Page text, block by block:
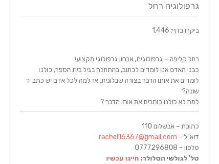
גרפולוגיה רחל
ביקרו בדף: 1,446
רחל קליפה – גרפולוגית, אבחון גרפולוגי מקצועי
כבני האדם אנו לומדים לכתוב, בהתחלה בגיל בית הספר, כולנו
לומדים את אותו הדבר בצורה שבלונית, אז למה לכל אדם יש כתב יד
שונה?
למה לא כולנו כותבים את אותו הדבר ?
כתובת – אבשלום 110
דוא"ל – rachel16367@gmail.com
טלפון – 0777296808
טל' לגולשי הסלולר: חייגו עכשיו